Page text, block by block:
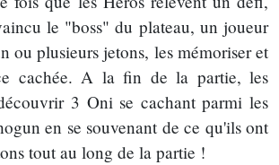
le "boss" du plateau, un joueur
ou plusieurs jetons, les mémoriser et
cachée. A la fin de la partie, les
3 Oni se cachant parmi les
en se souvenant de ce qu'ils ont
tout au long de la partie !